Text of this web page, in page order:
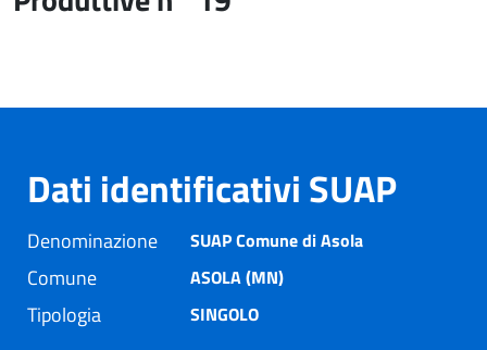
Dati identificativi SUAP
Denominazione SUAP Comune di Asola
Comune ASOLA (MN)
Tipologia SINGOLO